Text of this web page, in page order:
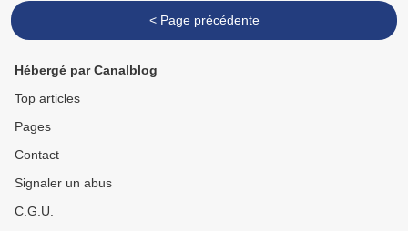
< Page précédente
Hébergé par Canalblog
Top articles
Pages
Contact
Signaler un abus
C.G.U.